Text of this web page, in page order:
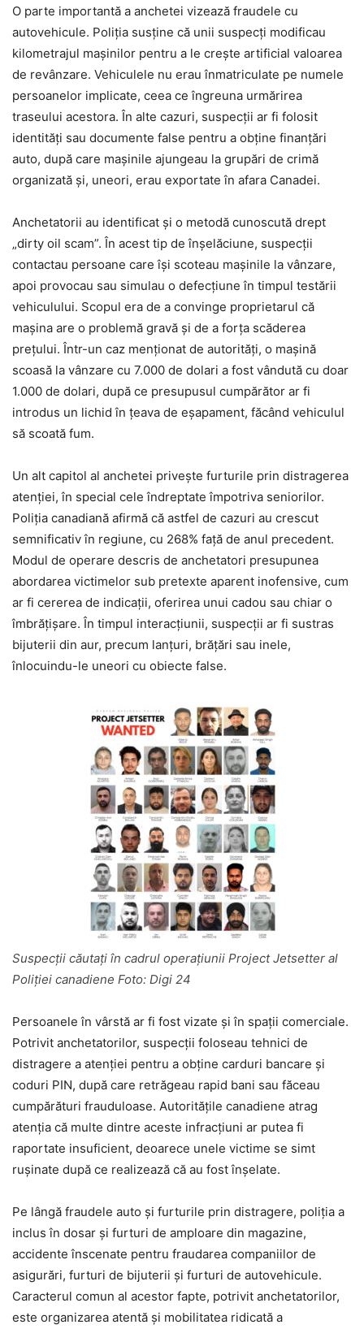
O parte importantă a anchetei vizează fraudele cu
autovehicule. Poliția susține că unii suspecți modificau
kilometrajul mașinilor pentru a le crește artificial valoarea
de revânzare. Vehiculele nu erau înmatriculate pe numele
persoanelor implicate, ceea ce îngreuna urmărirea
traseului acestora. În alte cazuri, suspecții ar fi folosit
identități sau documente false pentru a obține finanțări
auto, după care mașinile ajungeau la grupări de crimă
organizată și, uneori, erau exportate în afara Canadei.
Anchetatorii au identificat și o metodă cunoscută drept
„dirty oil scam”. În acest tip de înșelăciune, suspecții
contactau persoane care își scoteau mașinile la vânzare,
apoi provocau sau simulau o defecțiune în timpul testării
vehiculului. Scopul era de a convinge proprietarul că
mașina are o problemă gravă și de a forța scăderea
prețului. Într-un caz menționat de autorități, o mașină
scoasă la vânzare cu 7.000 de dolari a fost vândută cu doar
1.000 de dolari, după ce presupusul cumpărător ar fi
introdus un lichid în țeava de eșapament, făcând vehiculul
să scoată fum.
Un alt capitol al anchetei privește furturile prin distragerea
atenției, în special cele îndreptate împotriva seniorilor.
Poliția canadiană afirmă că astfel de cazuri au crescut
semnificativ în regiune, cu 268% față de anul precedent.
Modul de operare descris de anchetatori presupunea
abordarea victimelor sub pretexte aparent inofensive, cum
ar fi cererea de indicații, oferirea unui cadou sau chiar o
îmbrățișare. În timpul interacțiunii, suspecții ar fi sustras
bijuterii din aur, precum lanțuri, brățări sau inele,
înlocuindu-le uneori cu obiecte false.
Suspecții căutați în cadrul operațiunii Project Jetsetter al
Poliției canadiene Foto: Digi 24
Persoanele în vârstă ar fi fost vizate și în spații comerciale.
Potrivit anchetatorilor, suspecții foloseau tehnici de
distragere a atenției pentru a obține carduri bancare și
coduri PIN, după care retrăgeau rapid bani sau făceau
cumpărături frauduloase. Autoritățile canadiene atrag
atenția că multe dintre aceste infracțiuni ar putea fi
raportate insuficient, deoarece unele victime se simt
rușinate după ce realizează că au fost înșelate.
Pe lângă fraudele auto și furturile prin distragere, poliția a
inclus în dosar și furturi de amploare din magazine,
accidente înscenate pentru fraudarea companiilor de
asigurări, furturi de bijuterii și furturi de autovehicule.
Caracterul comun al acestor fapte, potrivit anchetatorilor,
este organizarea atentă și mobilitatea ridicată a